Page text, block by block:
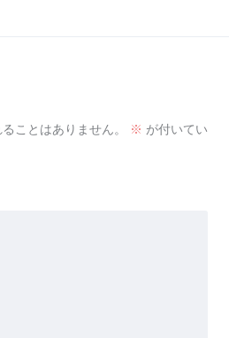
ことはありません。 ※ が付いてい